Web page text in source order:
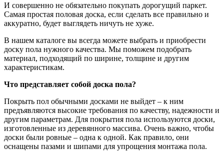
И совершенно не обязательно покупать дорогущий паркет.
Самая простая половая доска, если сделать все правильно и
аккуратно, будет выглядеть ничуть не хуже.
В нашем каталоге вы всегда можете выбрать и приобрести
доску пола нужного качества. Мы поможем подобрать
материал, подходящий по ширине, толщине и другим
характеристикам.
Что представляет собой доска пола?
Покрыть пол обычными досками не выйдет – к ним
предъявляются высокие требования по качеству, надежности и
другим параметрам. Для покрытия пола используются доски,
изготовленные из деревянного массива. Очень важно, чтобы
доски были ровные – одна к одной. Как правило, они
оснащены пазами и шипами для упрощения монтажа пола.